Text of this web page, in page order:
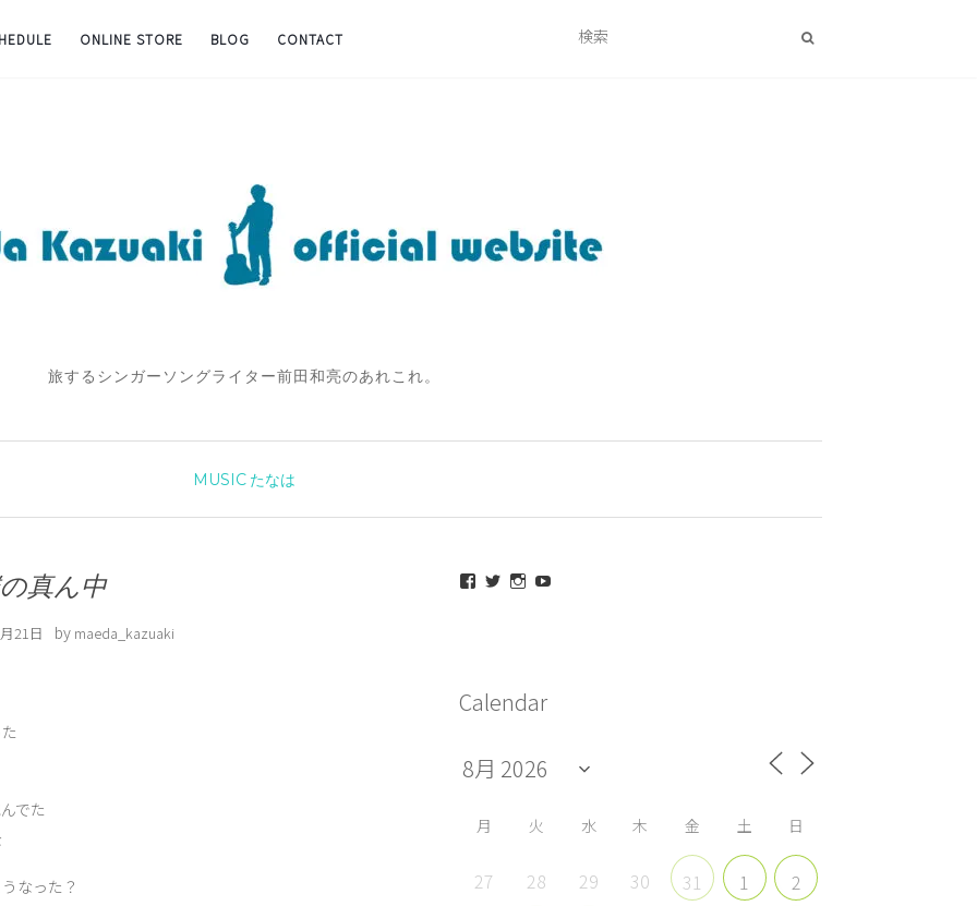
ONLINE STORE BLOG CONTACT
旅するシンガーソングライター前田和亮のあれこれ。
MUSIC たなは
真ん中
21日 by maeda_kazuaki
でた
なった？
maeda_kazuaki@me.com
さ
ィ
ー
を
Facebook
示
maedakazuaki
さ
ィ
ー
を
Twitter
maede_kazuaki
さ
ィ
ー
を
Instagram
示
MaedeKazuaki128
YouTube
Calendar
月 火 水 木 金 土 日
27 28 29 30 31 1
2